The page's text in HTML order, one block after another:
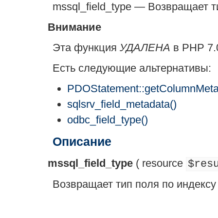
mssql_field_type — Возвращает
Внимание
Эта функция УДАЛЕНА в PHP
Есть следующие альтернативы:
sqlsrv_field_metadata()
odbc_field_type()
Описание
mssql_field_type ( resource
Возвращает тип поля по